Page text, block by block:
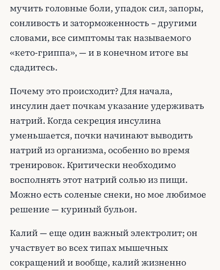
мучить головные боли, упадок сил, запоры,
сонливость и заторможенность – другими
словами, все симптомы так называемого
«кето-гриппа», — и в конечном итоге вы
сдадитесь.
Почему это происходит? Для начала,
инсулин дает почкам указание удерживать
натрий. Когда секреция инсулина
уменьшается, почки начинают выводить
натрий из организма, особенно во время
тренировок. Критически необходимо
восполнять этот натрий солью из пищи.
Можно есть соленые снеки, но мое любимое
решение — куриный бульон.
Калий — еще один важный электролит; он
участвует во всех типах мышечных
сокращений и вообще, калий жизненно